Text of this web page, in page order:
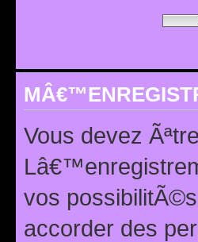
Vous devez
vos
accorder des